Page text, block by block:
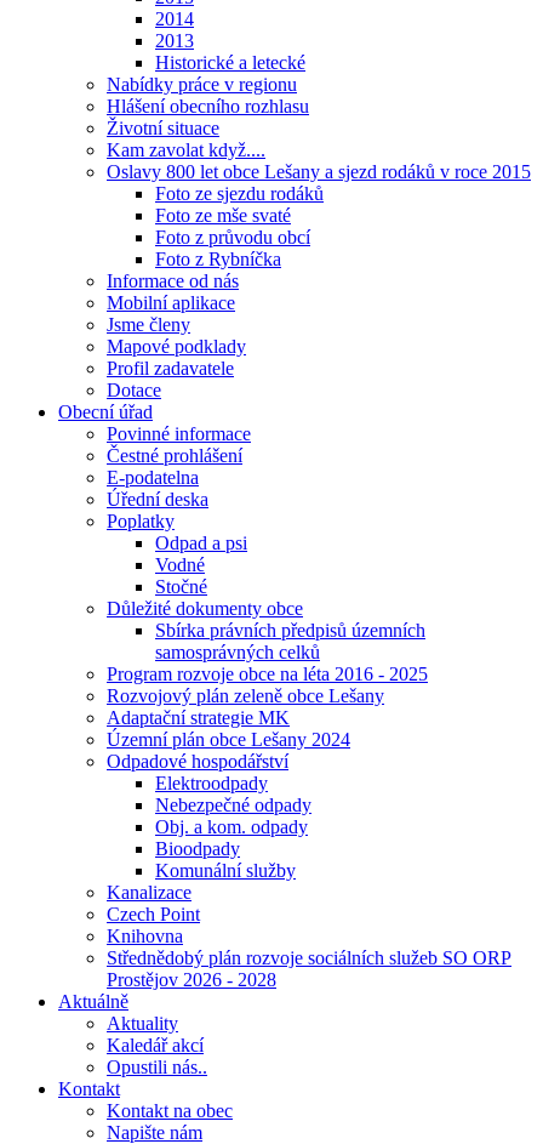
2014
2013
Historické a letecké
Nabídky práce v regionu
Hlášení obecního rozhlasu
Životní situace
Kam zavolat když....
Oslavy 800 let obce Lešany a sjezd rodáků v roce 2015
Foto ze sjezdu rodáků
Foto ze mše svaté
Foto z průvodu obcí
Foto z Rybníčka
Informace od nás
Mobilní aplikace
Jsme členy
Mapové podklady
Profil zadavatele
Dotace
Obecní úřad
Povinné informace
Čestné prohlášení
E-podatelna
Úřední deska
Poplatky
Odpad a psi
Vodné
Stočné
Důležité dokumenty obce
Sbírka právních předpisů územních
samosprávných celků
Program rozvoje obce na léta 2016 - 2025
Rozvojový plán zeleně obce Lešany
Adaptační strategie MK
Územní plán obce Lešany 2024
Odpadové hospodářství
Elektroodpady
Nebezpečné odpady
Obj. a kom. odpady
Bioodpady
Komunální služby
Kanalizace
Czech Point
Knihovna
Střednědobý plán rozvoje sociálních služeb SO ORP
Prostějov 2026 - 2028
Aktuálně
Aktuality
Kaledář akcí
Opustili nás..
Kontakt
Kontakt na obec
Napište nám